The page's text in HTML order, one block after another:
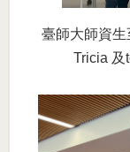
臺師大師資
Tricia 及